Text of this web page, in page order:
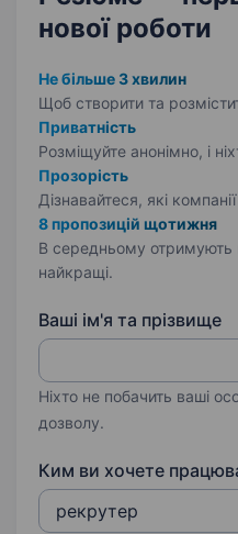
нової роботи
Не більше 3 хвилин
Щоб створити та
Приватність
Розміщуйте анонімно, і
Прозорість
Дізнавайтеся, які
8 пропозицій щотижня
В середньому отримують
найкращі.
Ваші ім'я та прізвище
Ніхто не побачить ваші
дозволу.
Ким ви хочете